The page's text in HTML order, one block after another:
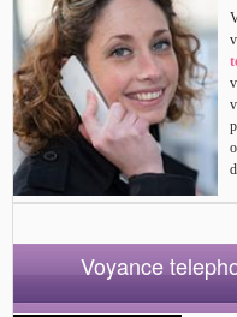
Voyance